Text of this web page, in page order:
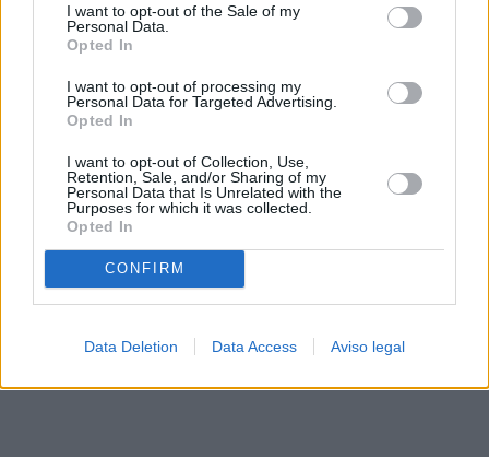
cualquier momento entrando de nuevo en este sitio web o
visitando nuestra política de privacidad.
I want to opt-out of the Sale of my
Personal Data.
Opted In
I want to opt-out of processing my
Personal Data for Targeted Advertising.
Opted In
I want to opt-out of Collection, Use,
Retention, Sale, and/or Sharing of my
Personal Data that Is Unrelated with the
Purposes for which it was collected.
Opted In
CONFIRM
Data Deletion Data Access Aviso legal